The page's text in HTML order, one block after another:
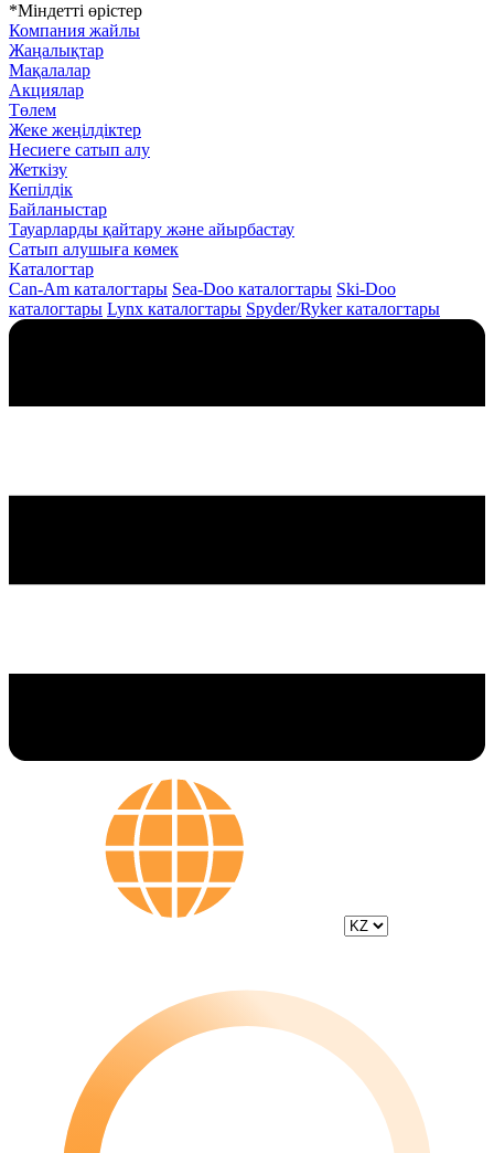
*Міндетті өрістер
Компания жайлы
Жаңалықтар
Мақалалар
Акциялар
Төлем
Жеке жеңілдіктер
Несиеге сатып алу
Жеткізу
Кепілдік
Байланыстар
Тауарларды қайтару және айырбастау
Сатып алушыға көмек
Каталогтар
Can-Am каталогтары Sea-Doo каталогтары Ski-Doo
каталогтары Lynx каталогтары Spyder/Ryker каталогтары